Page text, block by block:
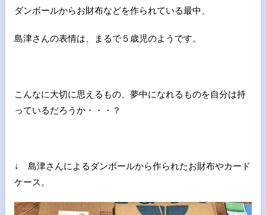
ダンボールからお財布などを作られている最中、
島津さんの表情は、まるで５歳児のようです。
こんなに大切に思えるもの、夢中になれるものを自分は持
っているだろうか・・・？
↓ 島津さんによるダンボールから作られたお財布やカード
ケース。